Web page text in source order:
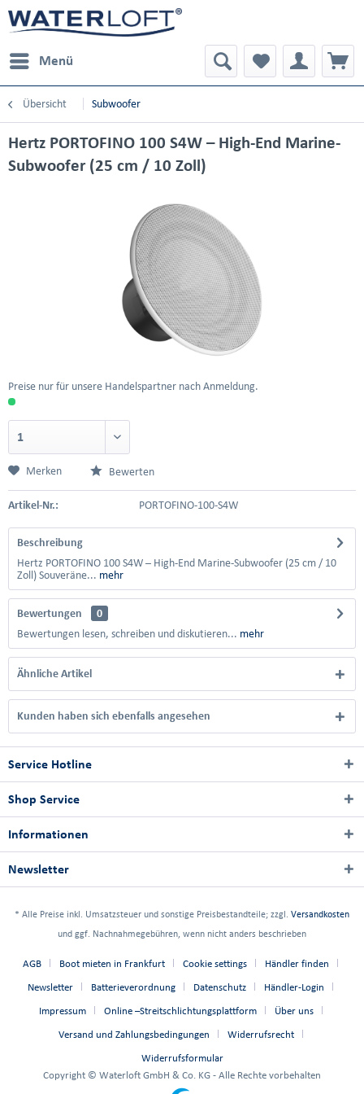
Menü
Übersicht Subwoofer
Hertz PORTOFINO 100 S4W – High-End Marine-
Subwoofer (25 cm / 10 Zoll)
Preise nur für unsere Handelspartner nach Anmeldung.
Merken Bewerten
Artikel-Nr.: PORTOFINO-100-S4W
Beschreibung
Hertz PORTOFINO 100 S4W – High-End Marine-Subwoofer (25 cm / 10
Zoll) Souveräne... mehr
Bewertungen
0
Bewertungen lesen, schreiben und diskutieren... mehr
Ähnliche Artikel
Kunden haben sich ebenfalls angesehen
Service Hotline
Shop Service
Informationen
Newsletter
* Alle Preise inkl. Umsatzsteuer und sonstige Preisbestandteile; zzgl. Versandkosten
und ggf. Nachnahmegebühren, wenn nicht anders beschrieben
AGB Boot mieten in Frankfurt Cookie settings Händler finden
Newsletter Batterieverordnung Datenschutz Händler-Login
Impressum Online –Streitschlichtungsplattform Über uns
Versand und Zahlungsbedingungen Widerrufsrecht
Widerrufsformular
Copyright © Waterloft GmbH & Co. KG - Alle Rechte vorbehalten